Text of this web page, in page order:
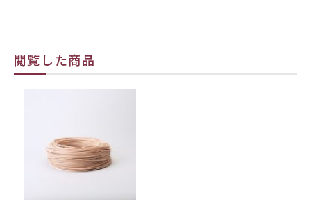
閲覧した商品